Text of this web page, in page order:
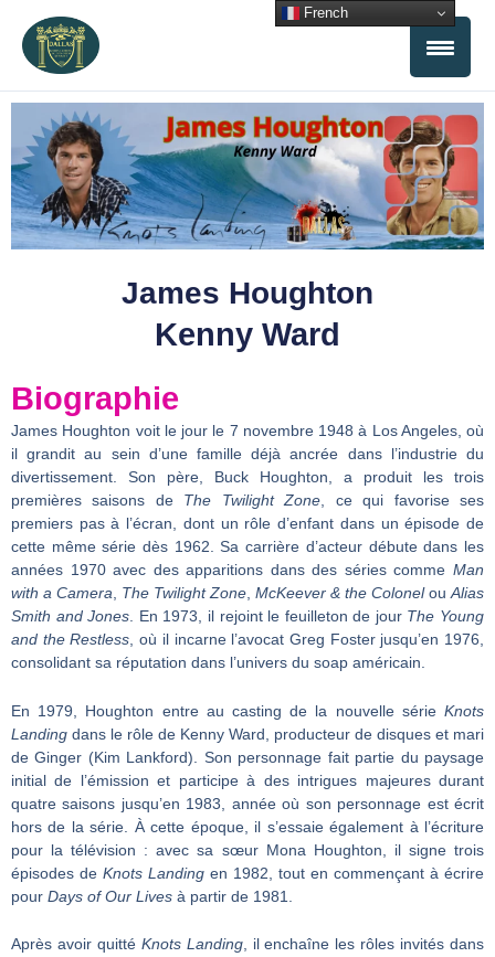
contenu
James Houghton
Kenny Ward
Biographie
James Houghton voit le jour le 7 novembre 1948 à Los Angeles, où
il grandit au sein d’une famille déjà ancrée dans l’industrie du
divertissement. Son père, Buck Houghton, a produit les trois
premières saisons de The Twilight Zone, ce qui favorise ses
premiers pas à l’écran, dont un rôle d’enfant dans un épisode de
cette même série dès 1962. Sa carrière d’acteur débute dans les
années 1970 avec des apparitions dans des séries comme Man
with a Camera, The Twilight Zone, McKeever & the ColonelouAlias
Smith and Jones. En 1973, il rejoint le feuilleton de jour The Young
and the Restless, où il incarne l’avocat Greg Foster jusqu’en 1976,
consolidant sa réputation dans l’univers du soap américain.
En 1979, Houghton entre au casting de la nouvelle série Knots
Landing dans le rôle de Kenny Ward, producteur de disques et mari
de Ginger (Kim Lankford). Son personnage fait partie du paysage
initial de l’émission et participe à des intrigues majeures durant
quatre saisons jusqu’en 1983, année où son personnage est écrit
hors de la série. À cette époque, il s’essaie également à l’écriture
pour la télévision : avec sa sœur Mona Houghton, il signe trois
épisodes de Knots Landing en 1982, tout en commençant à écrire
pour Days of Our Lives à partir de 1981.
Après avoir quitté Knots Landing, il enchaîne les rôles invités dans
French